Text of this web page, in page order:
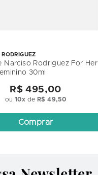
Narciso Rodriguez For Her
30ml
R$ 495,00
ou10x de R$ 49,50
Comprar